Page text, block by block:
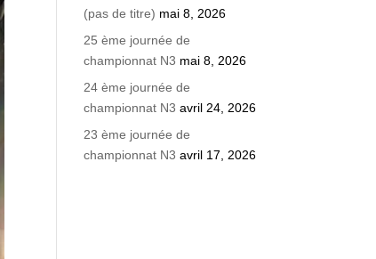
(pas de titre) mai 8, 2026
25 ème journée de
championnat N3 mai 8, 2026
24 ème journée de
championnat N3 avril 24, 2026
23 ème journée de
championnat N3 avril 17, 2026